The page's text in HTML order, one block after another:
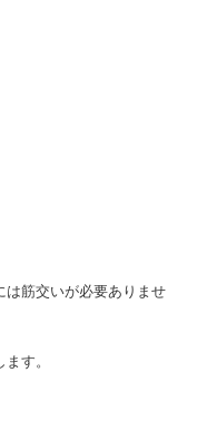
は筋交いが必要ありませ
す。